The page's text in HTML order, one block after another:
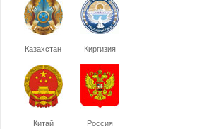
Казахстан Киргизия
Китай Россия